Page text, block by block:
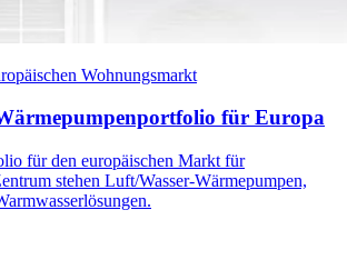
Wohnungsmarkt
für Europa
für den europäischen Markt für
stehen Luft/Wasser-Wärmepumpen,